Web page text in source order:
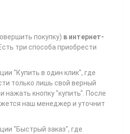
покупку) в интернет-
три способа приобрести
"Купить в один клик", где
только лишь свой верный
и нажать кнопку "купить". После
наш менеджер и уточнит
"Быстрый заказ", где